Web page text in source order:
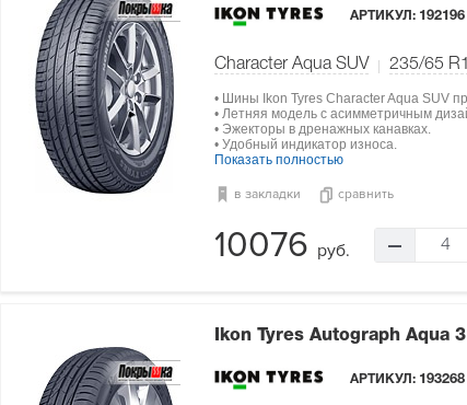
АРТИКУЛ: 192196
Character Aqua SUV 235/65
• Шины Ikon Tyres Character Aqua SUV
• Летняя модель с асимметричным
• Эжекторы в дренажных канавках.
• Удобный индикатор износа.
Показать полностью
в закладки сравнить
10076 руб. 4
Ikon Tyres Autograph Aqua
АРТИКУЛ: 193268